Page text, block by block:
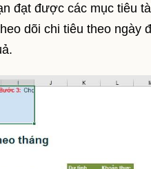
đạt được các mục tiêu
dõi chi tiêu theo ngày